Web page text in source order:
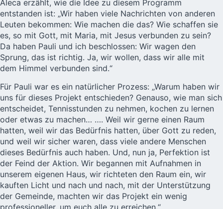
Aleca erzählt, wie die Idee zu diesem Programm
entstanden ist: „Wir haben viele Nachrichten von anderen
Leuten bekommen: Wie machen die das? Wie schaffen sie
es, so mit Gott, mit Maria, mit Jesus verbunden zu sein?
Da haben Pauli und ich beschlossen: Wir wagen den
Sprung, das ist richtig. Ja, wir wollen, dass wir alle mit
dem Himmel verbunden sind.“
Für Pauli war es ein natürlicher Prozess: „Warum haben wir
uns für dieses Projekt entschieden? Genauso, wie man sich
entscheidet, Tennisstunden zu nehmen, kochen zu lernen
oder etwas zu machen… …. Weil wir gerne einen Raum
hatten, weil wir das Bedürfnis hatten, über Gott zu reden,
und weil wir sicher waren, dass viele andere Menschen
dieses Bedürfnis auch haben. Und, nun ja, Perfektion ist
der Feind der Aktion. Wir begannen mit Aufnahmen in
unserem eigenen Haus, wir richteten den Raum ein, wir
kauften Licht und nach und nach, mit der Unterstützung
der Gemeinde, machten wir das Projekt ein wenig
professioneller, um euch alle zu erreichen.“